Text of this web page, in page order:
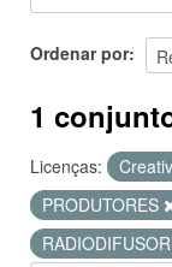
SOBRE
Ordenar por
1
Licenças:
PRODUTORES